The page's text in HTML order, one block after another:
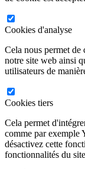
Cookies d'analyse
Cela nous permet de
notre site web ainsi
utilisateurs de
Cookies tiers
Cela permet
comme par exemple
désactivez cette
fonctionnalités du